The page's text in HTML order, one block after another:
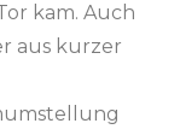
kam. Auch
aus kurzer